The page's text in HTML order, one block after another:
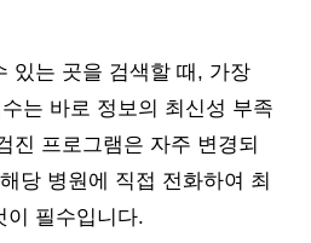
있는 곳을 검색할 때, 가장
는 바로 정보의 최신성 부족
진 프로그램은 자주 변경되
당 병원에 직접 전화하여 최
이 필수입니다.